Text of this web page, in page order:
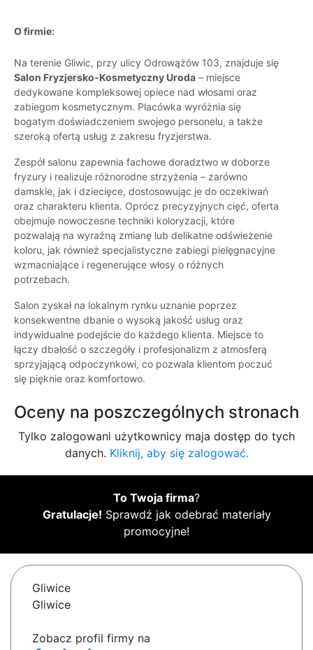
O firmie:
Na terenie Gliwic, przy ulicy Odrowążów 103, znajduje się
Salon Fryzjersko-Kosmetyczny Uroda – miejsce
dedykowane kompleksowej opiece nad włosami oraz
zabiegom kosmetycznym. Placówka wyróżnia się
bogatym doświadczeniem swojego personelu, a także
szeroką ofertą usług z zakresu fryzjerstwa.
Zespół salonu zapewnia fachowe doradztwo w doborze
fryzury i realizuje różnorodne strzyżenia – zarówno
damskie, jak i dziecięce, dostosowując je do oczekiwań
oraz charakteru klienta. Oprócz precyzyjnych cięć, oferta
obejmuje nowoczesne techniki koloryzacji, które
pozwalają na wyraźną zmianę lub delikatne odświeżenie
koloru, jak również specjalistyczne zabiegi pielęgnacyjne
wzmacniające i regenerujące włosy o różnych
potrzebach.
Salon zyskał na lokalnym rynku uznanie poprzez
konsekwentne dbanie o wysoką jakość usług oraz
indywidualne podejście do każdego klienta. Miejsce to
łączy dbałość o szczegóły i profesjonalizm z atmosferą
sprzyjającą odpoczynkowi, co pozwala klientom poczuć
się pięknie oraz komfortowo.
Oceny na poszczególnych stronach
Tylko zalogowani użytkownicy maja dostęp do tych
danych. Kliknij, aby się zalogować.
To Twoja firma?
Gratulacje! Sprawdź jak odebrać materiały
promocyjne!
Gliwice
Gliwice
Zobacz profil firmy na